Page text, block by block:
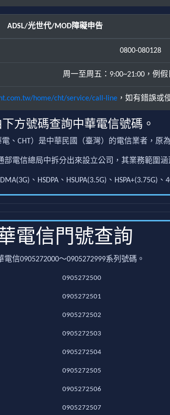
ADSL/光世代/MOD障礙申告
0800-080128
周一至周五：9:00~21:00，例假
home/cht/service/call-line，如有錯誤或
方號碼查詢中華電信號碼。
、CHT）是中華民國（臺灣）的電信業者，原
電信總局中拆分出來設立公司，其業務範圍
、HSDPA、HSUPA(3.5G)、HSPA+(3.75G)、
電信門號查詢
電信0905272000～0905272999系列號碼。
0905272500
0905272501
0905272502
0905272503
0905272504
0905272505
0905272506
0905272507